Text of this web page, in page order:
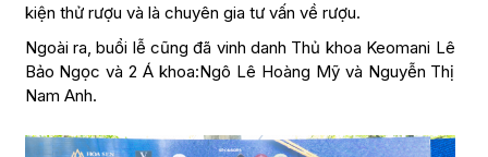
kiện thử rượu và là chuyên gia tư vấn về rượu.
Ngoài ra, buổi lễ cũng đã vinh danh Thủ khoa Keomani Lê
Bảo Ngọc và 2 Á khoa:Ngô Lê Hoàng Mỹ và Nguyễn Thị
Nam Anh.